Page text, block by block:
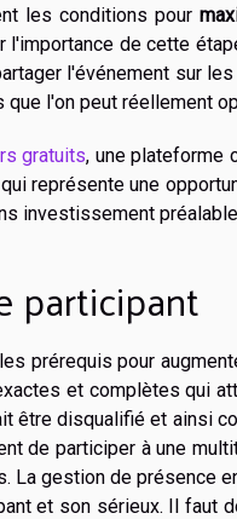
les conditions pour
de cette
l'événement sur
l'on peut réellement
gratuits, une plateforme
représente une
investissement
participant
prérequis pour
et complètes qui
être disqualifié et ainsi
de participer à une
La gestion de présence
et son sérieux. Il faut